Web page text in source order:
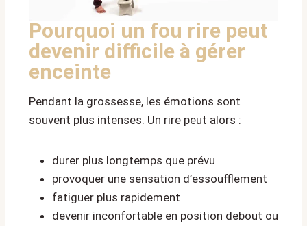
Pourquoi un fou rire peut
devenir difficile à gérer
enceinte
Pendant la grossesse, les émotions sont
souvent plus intenses. Un rire peut alors :
durer plus longtemps que prévu
provoquer une sensation d’essoufflement
fatiguer plus rapidement
devenir inconfortable en position debout ou